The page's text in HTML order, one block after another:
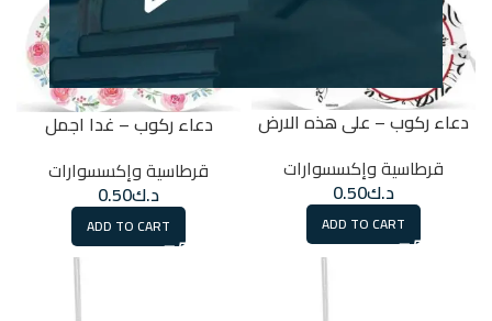
دعاء ركوب – على هذه الارض
قرطاسية وإكسسوارات
د.ك0.50
ADD TO CART
دعاء ركوب – غدا اجمل
قرطاسية وإكسسوارات
د.ك0.50
ADD TO CART